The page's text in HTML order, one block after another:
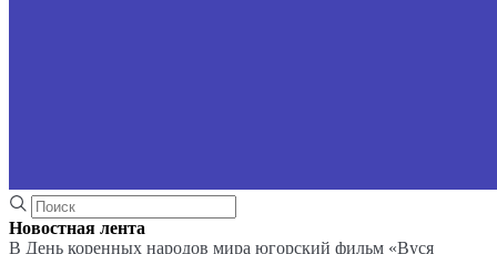
Новостная лента
В День коренных народов мира югорский фильм «Вуся